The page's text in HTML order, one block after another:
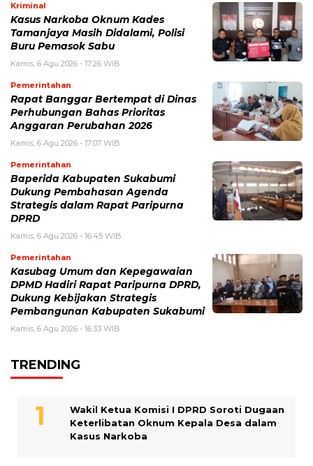
Kriminal
Kasus Narkoba Oknum Kades
Tamanjaya Masih Didalami, Polisi
Buru Pemasok Sabu
Kamis, 6 Agu 2026 - 17:26 WIB
Pemerintahan
Rapat Banggar Bertempat di Dinas
Perhubungan Bahas Prioritas
Anggaran Perubahan 2026
Kamis, 6 Agu 2026 - 17:07 WIB
Pemerintahan
Baperida Kabupaten Sukabumi
Dukung Pembahasan Agenda
Strategis dalam Rapat Paripurna
DPRD
Kamis, 6 Agu 2026 - 16:45 WIB
Pemerintahan
Kasubag Umum dan Kepegawaian
DPMD Hadiri Rapat Paripurna DPRD,
Dukung Kebijakan Strategis
Pembangunan Kabupaten Sukabumi
Kamis, 6 Agu 2026 - 16:33 WIB
TRENDING
Wakil Ketua Komisi I DPRD Soroti Dugaan
Keterlibatan Oknum Kepala Desa dalam
Kasus Narkoba